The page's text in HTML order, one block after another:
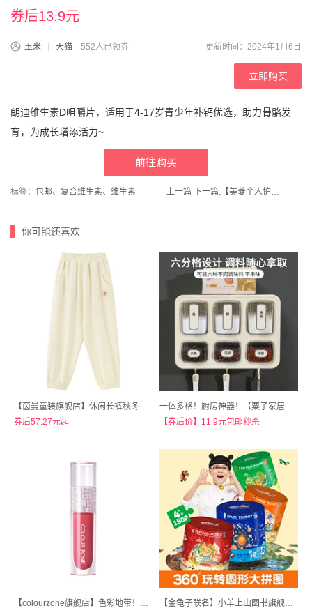
券后13.9元
玉米 天猫 552人已领券 更新时间：2024年1月6日
立即购买
朗迪维生素D咀嚼片，适用于4-17岁青少年补钙优选，助力骨骼发
育，为成长增添活力~
前往购买
标签： 包邮、 复合维生素、 维生素 上一篇 下一篇: 【美菱个人护理旗舰店】理发器剃发电推剪理发神器
你可能还喜欢
【茵曼童装旗舰店】休闲长裤秋冬女童加绒运动裤
券后57.27元起
一体多格！厨房神器！【粟子家居家日用旗舰店】厨房家用挂壁式调味盒
【券后价】11.9元包邮秒杀
【colourzone旗舰店】色彩地带！水漾唇蜜唇油 【金龟子联名】小羊上山图书旗舰店！儿童益智拼图